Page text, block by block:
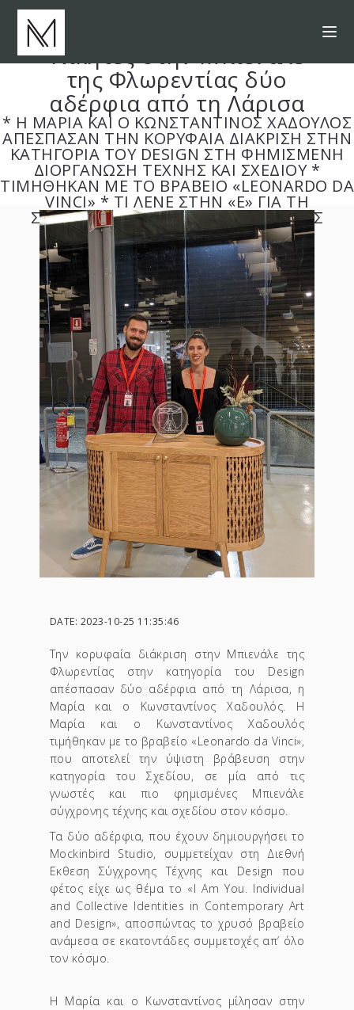
Νικητές στην Μπιενάλε
της Φλωρεντίας δύο
αδέρφια από τη Λάρισα
* Η ΜΑΡΙΑ ΚΑΙ Ο ΚΩΝΣΤΑΝΤΙΝΟΣ ΧΑΔΟΥΛΟΣ
ΑΠΕΣΠΑΣΑΝ ΤΗΝ ΚΟΡΥΦΑΙΑ ΔΙΑΚΡΙΣΗ ΣΤΗΝ
ΚΑΤΗΓΟΡΙΑ ΤΟΥ DESIGN ΣΤΗ ΦΗΜΙΣΜΕΝΗ
ΔΙΟΡΓΑΝΩΣΗ ΤΕΧΝΗΣ ΚΑΙ ΣΧΕΔΙΟΥ *
ΤΙΜΗΘΗΚΑΝ ΜΕ ΤΟ ΒΡΑΒΕΙΟ «LEONARDO DA
VINCI» * ΤΙ ΛΕΝΕ ΣΤΗΝ «Ε» ΓΙΑ ΤΗ
ΣΥΜΜΕΤΟΧΗ ΤΟΥΣ ΚΑΙ ΤΑ ΕΡΓΑ ΤΟΥΣ
DATE: 2023-10-25 11:35:46
Την κορυφαία διάκριση στην Μπιενάλε της
Φλωρεντίας στην κατηγορία του Design
απέσπασαν δύο αδέρφια από τη Λάρισα, η
Μαρία και ο Κωνσταντίνος Χαδουλός. Η
Μαρία και ο Κωνσταντίνος Χαδουλός
τιμήθηκαν με το βραβείο «Leonardo da Vinci»,
που αποτελεί την ύψιστη βράβευση στην
κατηγορία του Σχεδίου, σε μία από τις
γνωστές και πιο φημισμένες Μπιενάλε
σύγχρονης τέχνης και σχεδίου στον κόσμο.
Τα δύο αδέρφια, που έχουν δημιουργήσει το
Mockinbird Studio, συμμετείχαν στη Διεθνή
Εκθεση Σύγχρονης Τέχνης και Design που
φέτος είχε ως θέμα το «I Am You. Individual
and Collective Identities in Contemporary Art
and Design», αποσπώντας το χρυσό βραβείο
ανάμεσα σε εκατοντάδες συμμετοχές απ’ όλο
τον κόσμο.
Η Μαρία και ο Κωνσταντίνος μίλησαν στην